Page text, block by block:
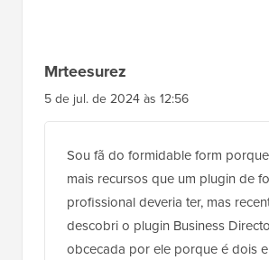
Mrteesurez
5 de jul. de 2024 às 12:56
Sou fã do formidable form
mais recursos que um plugin de
profissional deveria ter, mas
descobri o plugin Business
obcecada por ele porque é dois